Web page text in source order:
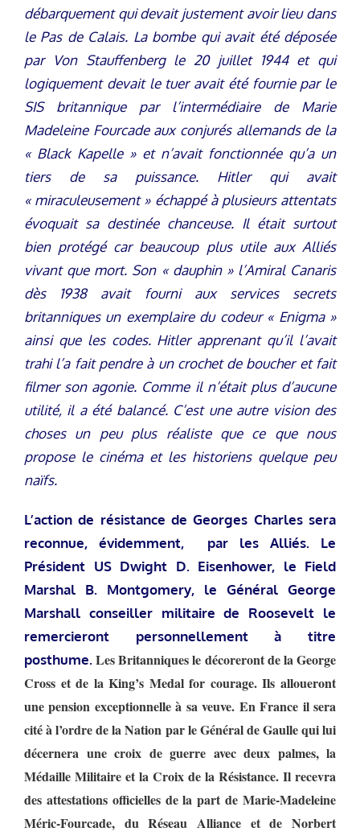
débarquement qui devait justement avoir lieu dans
le Pas de Calais. La bombe qui avait été déposée
par Von Stauffenberg le 20 juillet 1944 et qui
logiquement devait le tuer avait été fournie par le
SIS britannique par l’intermédiaire de Marie
Madeleine Fourcade aux conjurés allemands de la
« Black Kapelle » et n’avait fonctionnée qu’a un
tiers de sa puissance. Hitler qui avait
« miraculeusement » échappé à plusieurs attentats
évoquait sa destinée chanceuse. Il était surtout
bien protégé car beaucoup plus utile aux Alliés
vivant que mort. Son « dauphin » l’Amiral Canaris
dès 1938 avait fourni aux services secrets
britanniques un exemplaire du codeur « Enigma »
ainsi que les codes. Hitler apprenant qu’il l’avait
trahi l’a fait pendre à un crochet de boucher et fait
filmer son agonie. Comme il n’était plus d’aucune
utilité, il a été balancé. C’est une autre vision des
choses un peu plus réaliste que ce que nous
propose le cinéma et les historiens quelque peu
naïfs.
L’action de résistance de Georges Charles sera
reconnue, évidemment, par les Alliés. Le
Président US Dwight D. Eisenhower, le Field
Marshal B. Montgomery, le Général George
Marshall conseiller militaire de Roosevelt le
remercieront personnellement à titre
posthume.Les Britanniques le décoreront de la George
Cross et de la King’s Medal for courage. Ils alloueront
une pension exceptionnelle à sa veuve. En France il sera
cité à l’ordre de la Nation par le Général de Gaulle qui lui
décernera une croix de guerre avec deux palmes, la
Médaille Militaire et la Croix de la Résistance. Il recevra
des attestations officielles de la part de Marie-Madeleine
Méric-Fourcade, du Réseau Alliance et de Norbert